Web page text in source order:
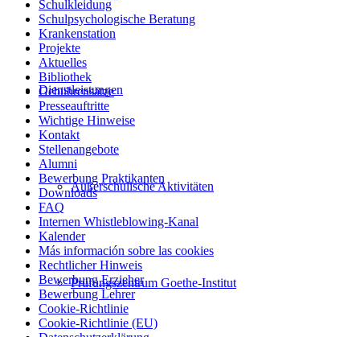
Dienstleistungen
Außerschulische Aktivitäten
Prüfungszentrum Goethe-Institut
Schulkleidung
Schulpsychologische Beratung
Krankenstation
Projekte
Aktuelles
Bibliothek
Gebührensätze
Presseauftritte
Wichtige Hinweise
Kontakt
Stellenangebote
Alumni
Bewerbung Praktikanten
Downloads
FAQ
Internen Whistleblowing-Kanal
Kalender
Más información sobre las cookies
Rechtlicher Hinweis
Bewerbung Erzieher
Bewerbung Lehrer
Cookie-Richtlinie
Cookie-Richtlinie (EU)